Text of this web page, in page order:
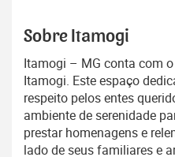
Sobre Itamogi
Itamogi – MG conta com
Itamogi. Este espaço
respeito pelos entes
ambiente de serenidade
prestar homenagens e
lado de seus familiares e